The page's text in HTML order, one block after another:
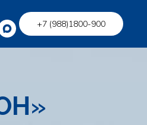
+7 (988)1800-900
»